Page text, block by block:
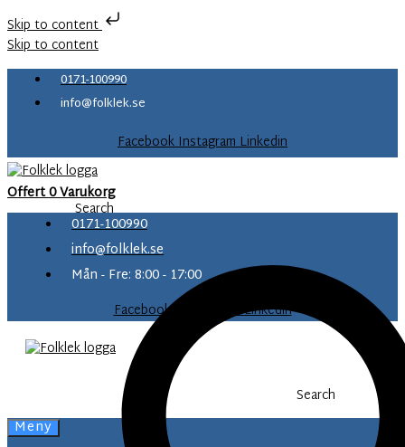
Skip to content
Skip to content
0171-100990
info@folklek.se
FacebookInstagramLinkedin
Offert0Varukorg
Search
0171-100990
info@folklek.se
Mån - Fre: 8:00 - 17:00
Facebook-f
InstagramLinkedin
Search
Meny